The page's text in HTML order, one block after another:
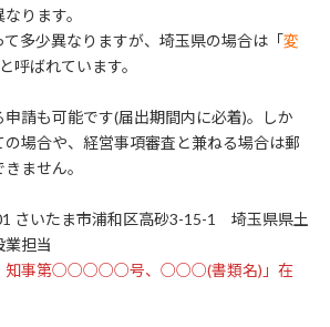
ります。
多少異なりますが、埼玉県の場合は「変
呼ばれています。
請も可能です(届出期間内に必着)。しか
の場合や、経営事項審査と兼ねる場合は郵
ません。
さいたま市浦和区高砂3-15-1 埼玉県県土
業担当
、知事第○○○○○号、○○○(書類名)」在